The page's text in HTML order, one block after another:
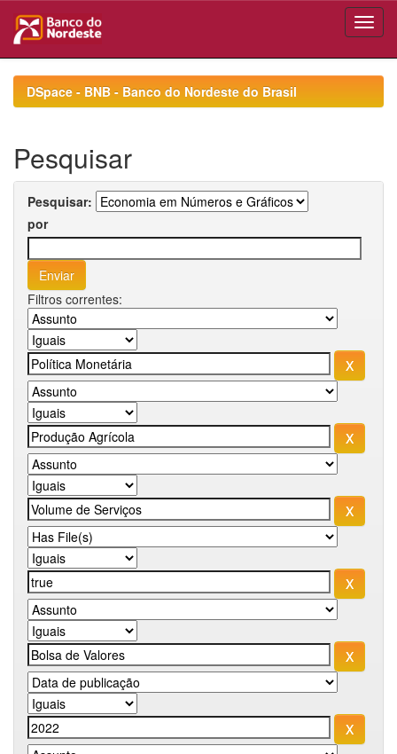
navigationDSpace - BNB - Banco do Nordeste do Brasil
Pesquisar
Pesquisar:
por
Filtros correntes: